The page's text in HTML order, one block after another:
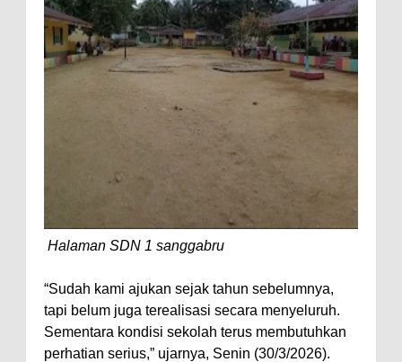
Halaman SDN 1 sanggabru
“Sudah kami ajukan sejak tahun sebelumnya,
tapi belum juga terealisasi secara menyeluruh.
Sementara kondisi sekolah terus membutuhkan
perhatian serius,” ujarnya, Senin (30/3/2026).